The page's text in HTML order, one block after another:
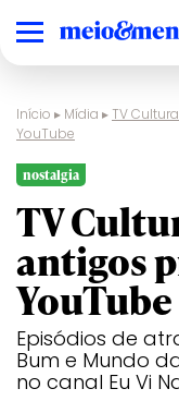
Início ▸ Mídia ▸ TV
YouTube
nostalgia
TV
antigos
YouTube
Episódios de
Bum e Mundo
no canal Eu Vi